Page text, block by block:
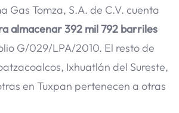
Gas Tomza, S.A. de C.V. cuenta
almacenar 392 mil 792 barriles
G/029/LPA/2010. El resto de
Ixhuatlán del Sureste,
en Tuxpan pertenecen a otras